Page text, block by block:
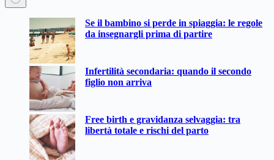
Se il bambino si perde in spiaggia: le regole
da insegnargli prima di partire
Infertilità secondaria: quando il secondo
figlio non arriva
Free birth e gravidanza selvaggia: tra
libertà totale e rischi del parto